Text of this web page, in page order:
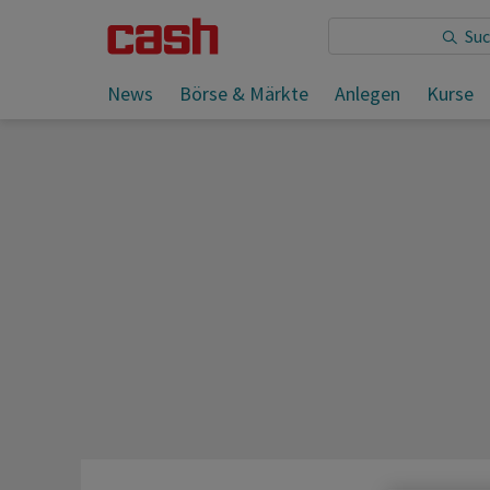
News Börse & Märkte Anlegen Kurse
Sie lesen: